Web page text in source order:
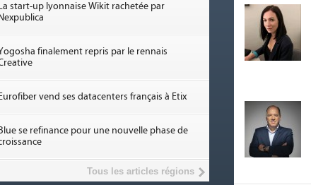
La start-up lyonnaise Wikit rachetée par
Nexpublica
finalement repris par le rennais
Eurofiber vend ses datacenters français à Etix
se refinance pour une nouvelle phase de
Tous les articles régions